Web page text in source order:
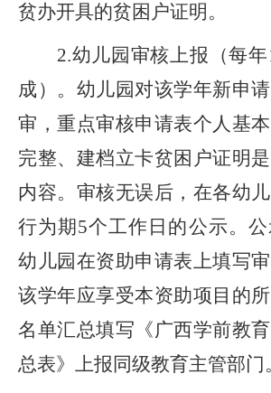
贫办开具的贫困户证明。
2.幼儿园审核上报（每
成）。幼儿园对该学年新申
审，重点审核申请表个人基
完整、建档立卡贫困户证明
内容。审核无误后，在各幼
行为期5个工作日的公示。公
幼儿园在资助申请表上填写
该学年应享受本资助项目的
名单汇总填写《广西学前教
总表》上报同级教育主管部门